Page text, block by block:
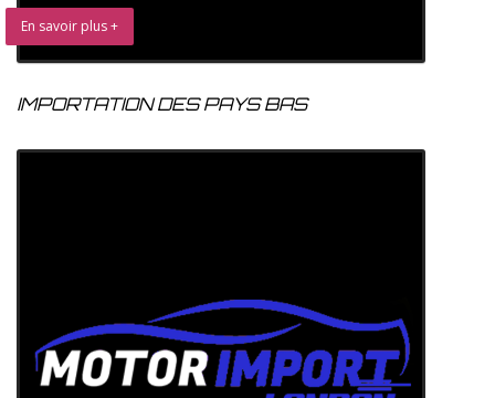
En savoir plus +
IMPORTATION DES PAYS BAS